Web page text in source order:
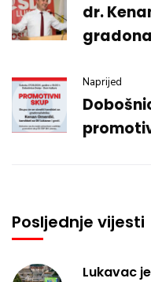
dr.
Naprijed
Posljednje vijesti
Lukavac